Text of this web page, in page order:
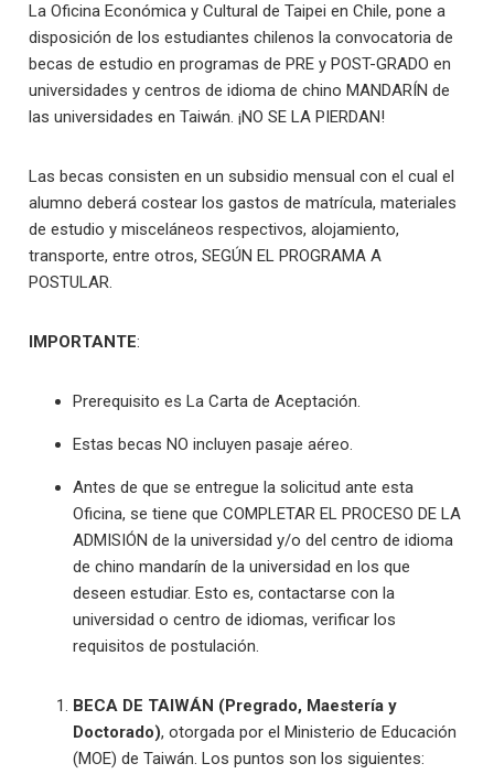
La Oficina Económica y Cultural de Taipei en Chile, pone a
disposición de los estudiantes chilenos la convocatoria de
becas de estudio en programas de PRE y POST-GRADO en
universidades y centros de idioma de chino MANDARÍN de
las universidades en Taiwán. ¡NO SE LA PIERDAN!
Las becas consisten en un subsidio mensual con el cual el
alumno deberá costear los gastos de matrícula, materiales
de estudio y misceláneos respectivos, alojamiento,
transporte, entre otros, SEGÚN EL PROGRAMA A
POSTULAR.
IMPORTANTE:
Prerequisito es La Carta de Aceptación.
Estas becas NO incluyen pasaje aéreo.
Antes de que se entregue la solicitud ante esta
Oficina, se tiene que COMPLETAR EL PROCESO DE LA
ADMISIÓN de la universidad y/o del centro de idioma
de chino mandarín de la universidad en los que
deseen estudiar. Esto es, contactarse con la
universidad o centro de idiomas, verificar los
requisitos de postulación.
BECA DE TAIWÁN (Pregrado, Maestería y
Doctorado), otorgada por el Ministerio de Educación
(MOE) de Taiwán. Los puntos son los siguientes: